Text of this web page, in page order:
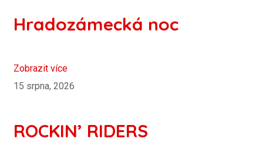
Hradozámecká noc
Zobrazit více
15 srpna, 2026
ROCKIN’ RIDERS